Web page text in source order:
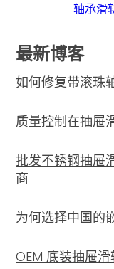
轴承滑
最新博客
如何修复带滚珠
质量控制在抽屉
批发不锈钢抽屉
商
为何选择中国的
OEM 底装抽屉